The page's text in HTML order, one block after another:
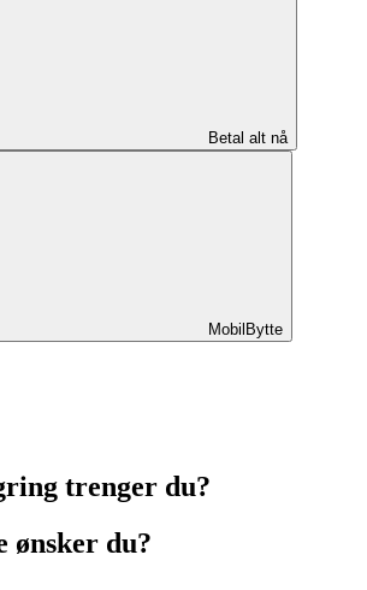
Betal alt nå
MobilBytte
trenger du?
ønsker du?